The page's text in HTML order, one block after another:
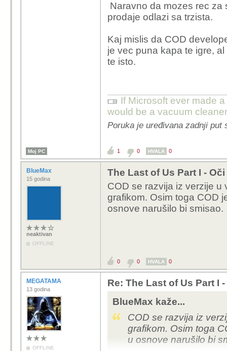
Prva dva sam
sam malo i Age
Zar mozemo
Kad ljudi
koji ce ju zaigrat
za kakvih 30
Tako možeš za sve
se samo na igre ili
Naravno da mozes rec
prodaje odlazi sa trzista.
Kaj mislis da COD
je vec puna kapa te igre,
te isto.
If Microsoft ever made
would be a vacuum
Poruka je uređivana zadnji put
Moj PC 1 0 HVALA 0
BlueMax
15 godina
neaktivan
OFFLINE
The Last of Us Part I -
COD se razvija iz verzije u
grafikom. Osim toga COD
osnove narušilo bi smisao.
0 0 HVALA 0
MEGATAMA
13 godina
OFFLINE
Re: The Last of Us Part I
BlueMax kaže...
COD se razvija iz
grafikom. Osim toga
u osnove narušilo bi